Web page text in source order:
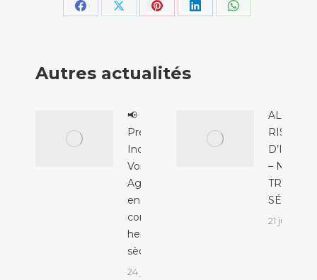
PartagerPartagerPartagerPartagerPartager
Autres actualités
📢
Prévention
Incendie &
Voisinage :
Agissons
ensemble
contre les
herbes
sèches !
24 juillet
ALERTE
RISQUE
– NIVEAU
TRÈS
SÉVÈRE
21 juillet